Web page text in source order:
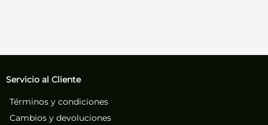
Servicio al Cliente
Términos y condiciones
Cambios y devoluciones